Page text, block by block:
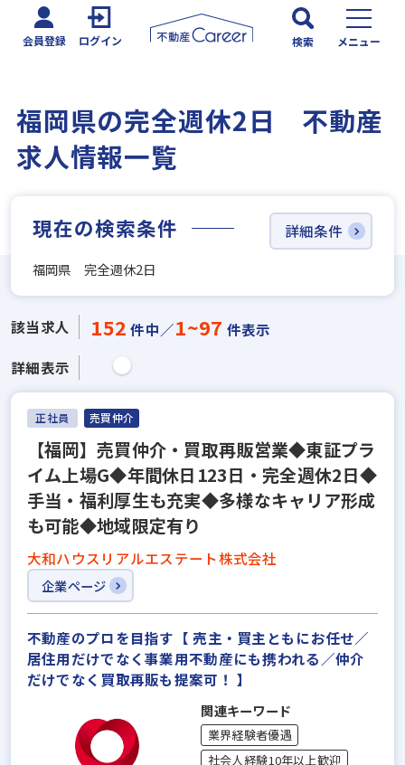
会員登録 ログイン 検索 メニュー
福岡県の完全週休2日 不動産
求人情報一覧
現在の検索条件
福岡県 完全週休2日
詳細条件
該当求人 152 件中／1~97 件表示
詳細表示
正社員 売買仲介
【福岡】売買仲介・買取再販営業◆東証プラ
イム上場G◆年間休日123日・完全週休2日◆
手当・福利厚生も充実◆多様なキャリア形成
も可能◆地域限定有り
大和ハウスリアルエステート株式会社
企業ページ
不動産のプロを目指す【 売主・買主ともにお任せ／
居住用だけでなく事業用不動産にも携われる／仲介
だけでなく買取再販も提案可！ 】
関連キーワード
業界経験者優遇
社会人経験10年以上歓迎